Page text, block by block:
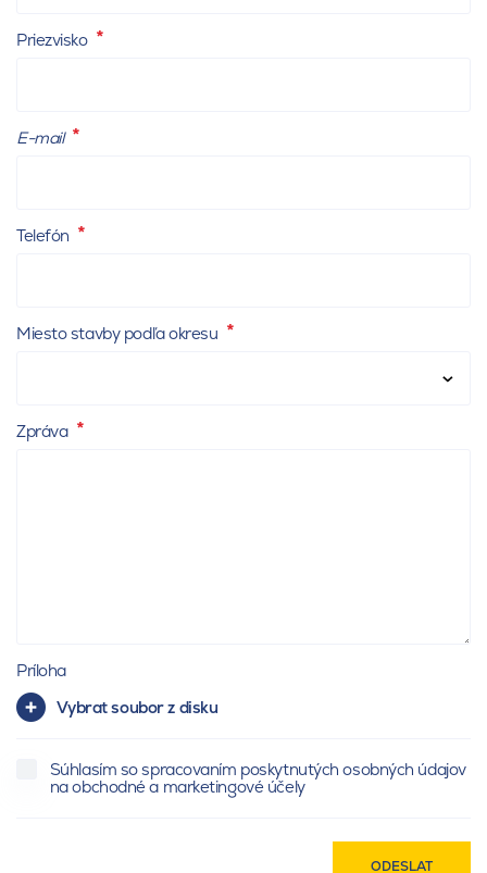
Priezvisko
E-mail
Telefón
Miesto stavby podľa okresu
Zpráva
Príloha
Vybrat soubor z disku
Súhlasím so spracovaním poskytnutých osobných údajov
na obchodné a marketingové účely
ODESLAT